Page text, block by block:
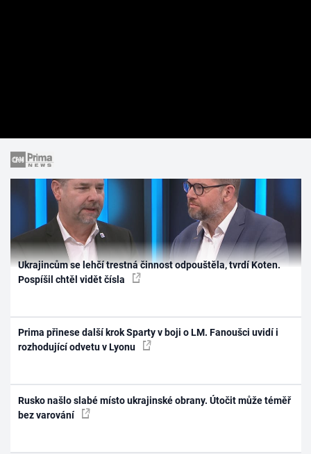
Ukrajincům se lehčí trestná činnost odpouštěla, tvrdí Koten.
Pospíšil chtěl vidět čísla
Prima přinese další krok Sparty v boji o LM. Fanoušci uvidí i
rozhodující odvetu v Lyonu
Rusko našlo slabé místo ukrajinské obrany. Útočit může téměř
bez varování